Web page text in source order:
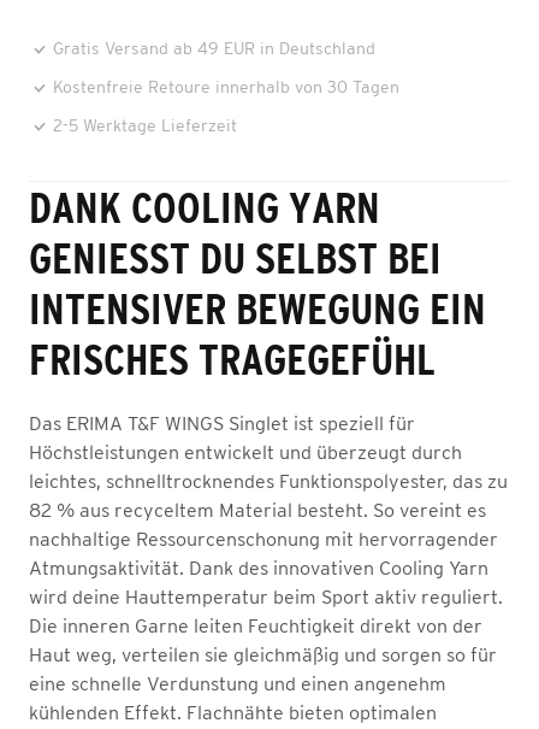
Gratis Versand ab 49 EUR in Deutschland
Kostenfreie Retoure innerhalb von 30 Tagen
2-5 Werktage Lieferzeit
DANK COOLING YARN
GENIESST DU SELBST BEI I
NTENSIVER BEWEGUNG EIN F
RISCHES TRAGEGEFÜHL
Das ERIMA T&F WINGS Singlet ist speziell für
Höchstleistungen entwickelt und überzeugt durch
leichtes, schnelltrocknendes Funktionspolyester, das zu
82 % aus recyceltem Material besteht. So vereint es
nachhaltige Ressourcenschonung mit hervorragender
Atmungsaktivität. Dank des innovativen Cooling Yarn
wird deine Hauttemperatur beim Sport aktiv reguliert.
Die inneren Garne leiten Feuchtigkeit direkt von der
Haut weg, verteilen sie gleichmäßig und sorgen so für
eine schnelle Verdunstung und einen angenehm
kühlenden Effekt. Flachnähte bieten optimalen